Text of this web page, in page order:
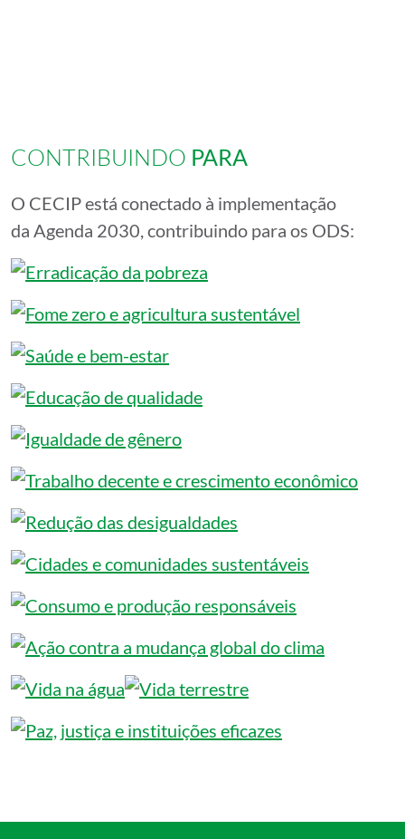
CONTRIBUINDO PARA
O CECIP está conectado à implementação
da Agenda 2030, contribuindo para os ODS: